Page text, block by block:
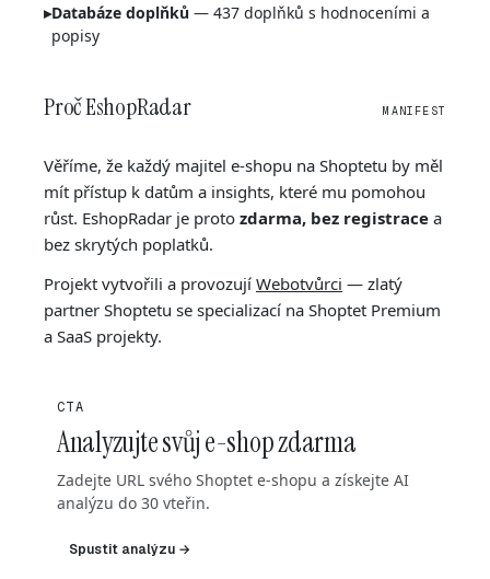
▸Databáze doplňků — 437 doplňků s hodnoceními a
popisy
Proč EshopRadar MANIFEST
Věříme, že každý majitel e-shopu na Shoptetu by měl
mít přístup k datům a insights, které mu pomohou
růst. EshopRadar je proto zdarma, bez registrace a
bez skrytých poplatků.
Projekt vytvořili a provozují Webotvůrci — zlatý
partner Shoptetu se specializací na Shoptet Premium
a SaaS projekty.
CTA
Analyzujte svůj e-shop zdarma
Zadejte URL svého Shoptet e-shopu a získejte AI
analýzu do 30 vteřin.
Spustit analýzu →